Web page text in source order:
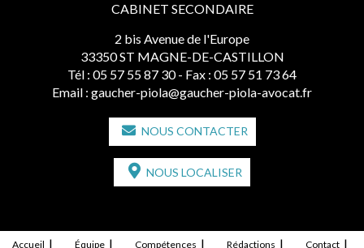
CABINET SECONDAIRE
2 bis Avenue de l'Europe
33350 ST MAGNE-DE-CASTILLON
Tél : 05 57 55 87 30 - Fax : 05 57 51 73 64
Email : gaucher-piola@gaucher-piola-avocat.fr
NOUS CONTACTER
NOUS LOCALISER
Accueil Équipe Compétences Rédactions Contact